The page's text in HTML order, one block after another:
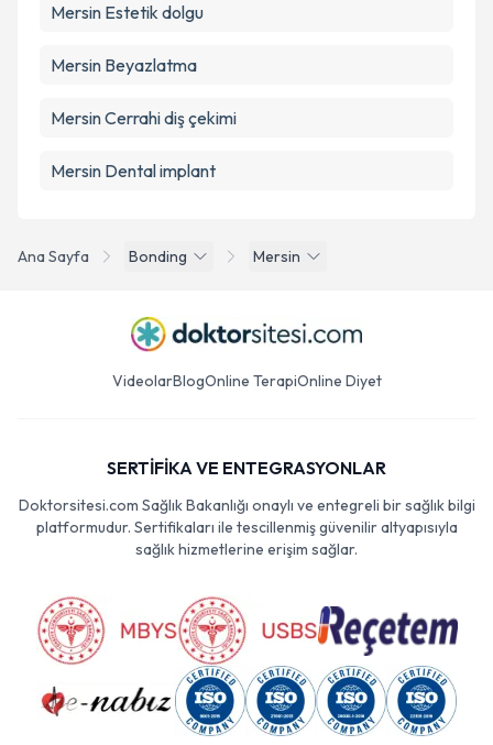
Ana Sayfa Bonding Mersin
Mersin Estetik dolgu
Mersin Beyazlatma
Mersin Cerrahi diş çekimi
Mersin Dental implant
VideolarBlogOnline TerapiOnline Diyet
SERTİFİKA VE ENTEGRASYONLAR
Doktorsitesi.com Sağlık Bakanlığı onaylı ve entegreli bir sağlık bilgi
platformudur. Sertifikaları ile tescillenmiş güvenilir altyapısıyla
sağlık hizmetlerine erişim sağlar.